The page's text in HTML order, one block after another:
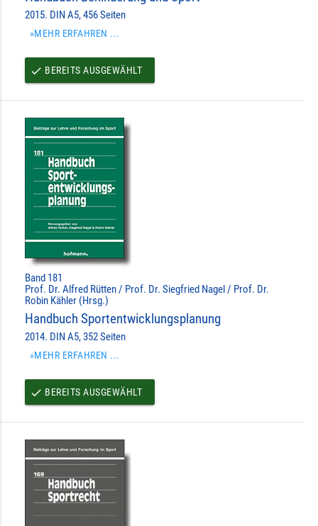
2015. DIN A5, 456 Seiten
»MEHR ERFAHREN ...
done BEREITS AUSGEWÄHLT
Band 181
Prof. Dr. Alfred Rütten / Prof. Dr. Siegfried Nagel / Prof. Dr.
Robin Kähler (Hrsg.)
Handbuch Sportentwicklungsplanung
2014. DIN A5, 352 Seiten
»MEHR ERFAHREN ...
done BEREITS AUSGEWÄHLT